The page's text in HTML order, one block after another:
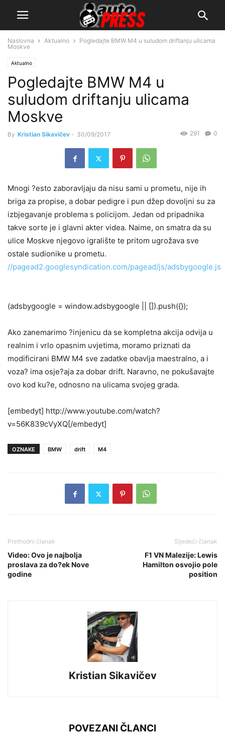
Naslovna Aktualno
Pogledajte BMW M4 u suludom driftanju ulicama
Moskve
Aktualno
Pogledajte BMW M4 u
suludom driftanju ulicama
Moskve
By Kristian Sikavičev - 30/09/2017 0
291
Mnogi ?esto zaboravljaju da nisu sami u prometu, nije ih
briga za propise, a dobar pedigre i pun džep dovoljni su za
izbjegavanje problema s policijom. Jedan od pripadnika
takve sorte je i glavni akter videa. Naime, on smatra da su
ulice Moskve njegovo igralište te pritom ugrožava sve
ostale sudionike u prometu.
//pagead2.googlesyndication.com/pagead/js/adsbygoogle.js
(adsbygoogle = window.adsbygoogle || []).push({});
Ako zanemarimo ?injenicu da se kompletna akcija odvija u
realnim i vrlo opasnim uvjetima, moramo priznati da
modificirani BMW M4 sve zadatke obavlja maestralno, a i
voza? ima osje?aja za dobar drift. Naravno, ne pokušavajte
ovo kod ku?e, odnosno na ulicama svojeg grada.
[embedyt] http://www.youtube.com/watch?
v=56K839cVyXQ[/embedyt]
OZNAKE BMW drift M4
Prethodni članak
Video: Ovo je najbolja
proslava za do?ek Nove
godine
Sljedeći članak
F1 VN Malezije: Lewis
Hamilton osvojio pole
position
Kristian Sikavičev
POVEZANI ČLANCI